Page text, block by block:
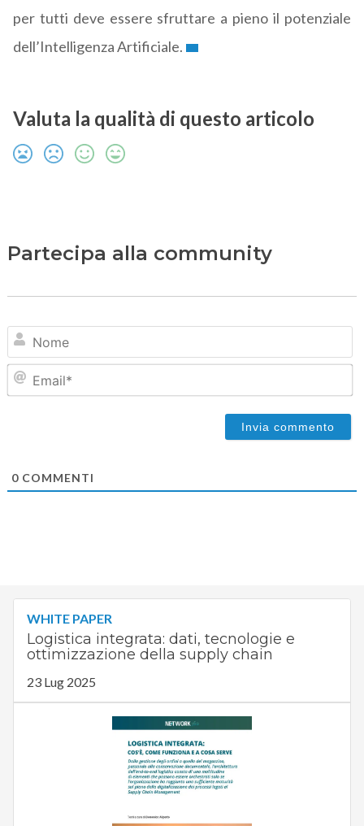
per tutti deve essere sfruttare a pieno il potenziale
dell’Intelligenza Artificiale.
Valuta la qualità di questo articolo
Partecipa alla community
0COMMENTI
WHITE PAPER
Logistica integrata: dati, tecnologie e
ottimizzazione della supply chain
23 Lug 2025